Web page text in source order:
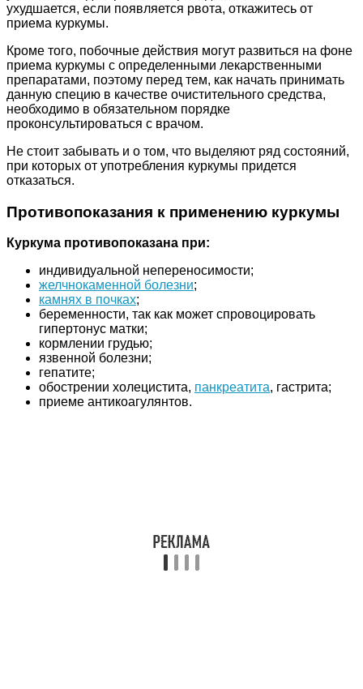
ухудшается, если появляется рвота, откажитесь от
приема куркумы.
Кроме того, побочные действия могут развиться на фоне
приема куркумы с определенными лекарственными
препаратами, поэтому перед тем, как начать принимать
данную специю в качестве очистительного средства,
необходимо в обязательном порядке
проконсультироваться с врачом.
Не стоит забывать и о том, что выделяют ряд состояний,
при которых от употребления куркумы придется
отказаться.
Противопоказания к применению куркумы
Куркума противопоказана при:
индивидуальной непереносимости;
желчнокаменной болезни;
камнях в почках;
беременности, так как может спровоцировать
гипертонус матки;
кормлении грудью;
язвенной болезни;
гепатите;
обострении холецистита, панкреатита, гастрита;
приеме антикоагулянтов.